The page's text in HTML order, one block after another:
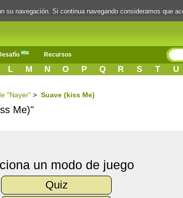
Recursos
L M N O P Q R S T U
"Nayer" > Suave (kiss Me)
Me)"
un modo de juego
Quiz
navegación. Si continua navegando consideramos que